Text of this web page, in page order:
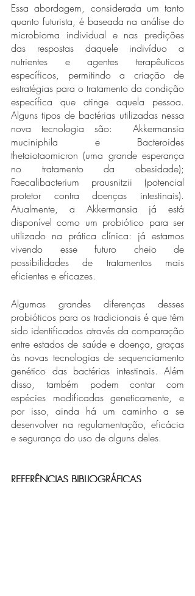
Essa abordagem, considerada um tanto
quanto futurista, é baseada na análise do
microbioma individual e nas predições
das respostas daquele indivíduo a
nutrientes e agentes terapêuticos
específicos, permitindo a criação de
estratégias para o tratamento da condição
específica que atinge aquela pessoa.
Alguns tipos de bactérias utilizadas nessa
nova tecnologia são:  Akkermansia
muciniphila e Bacteroides
thetaiotaomicron (uma grande esperança
no tratamento da obesidade);
Faecalibacterium prausnitzii (potencial
protetor contra doenças intestinais).
Atualmente, a Akkermansia já está
disponível como um probiótico para ser
utilizado na prática clínica: já estamos
vivendo esse futuro cheio de
possibilidades de tratamentos mais
eficientes e eficazes.
Algumas grandes diferenças desses
probióticos para os tradicionais é que têm
sido identificados através da comparação
entre estados de saúde e doença, graças
às novas tecnologias de sequenciamento
genético das bactérias intestinais. Além
disso, também podem contar com
espécies modificadas geneticamente, e
por isso, ainda há um caminho a se
desenvolver na regulamentação, eficácia
e segurança do uso de alguns deles.
REFERÊNCIAS BIBLIOGRÁFICAS